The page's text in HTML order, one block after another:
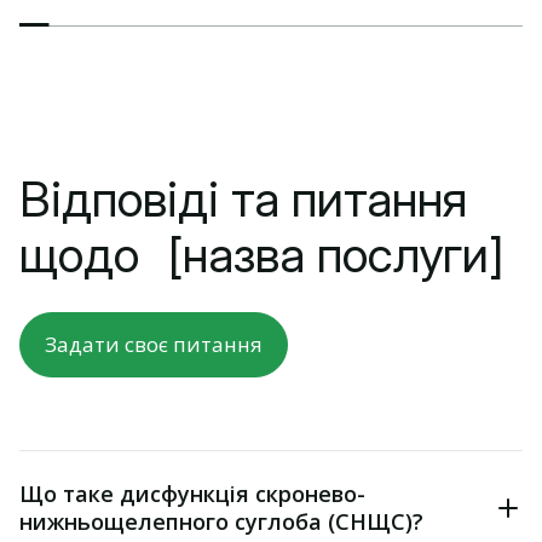
Відповіді та питання
щодо [назва послуги]
Задати своє питання
Що таке дисфункція скронево-
нижньощелепного суглоба (СНЩС)?